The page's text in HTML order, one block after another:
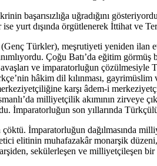
başarısızlığa uğradığını
yurt dışında örgütlenerek İttihat ve
Türkler), meşrutiyeti yeniden
Çoğu Batı’da eğitim
ve imparatorluğun
hâkim dil kılınması,
karşı âdem-i
milliyetçilik akımının zirveye
son yıllarında
İmparatorluğun dağılmasında
elitinin muhafazakâr monarşik
sekülerleşen ve milliyetçileşen